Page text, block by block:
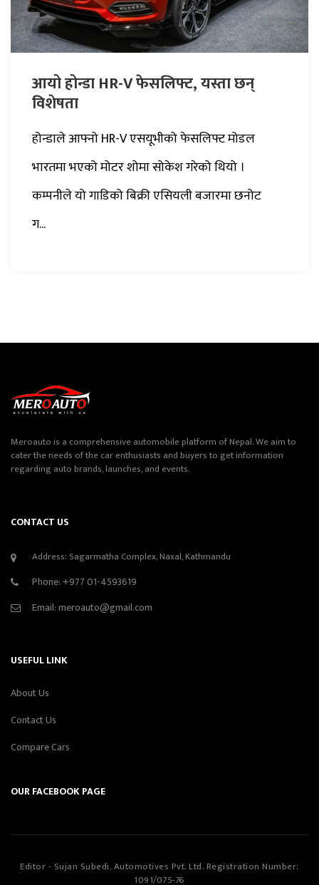
आयो होन्डा HR-V फेसलिफ्ट, यस्ता छन्
विशेषता
होन्डाले आफ्नो HR-V एसयूभीको फेसलिफ्ट मोडल
भारतमा भएको मोटर शोमा सोकेश गरेको थियो ।
कम्पनीले यो गाडिको बिक्री एसियली बजारमा छनोट
ग...
Meroauto is a comprehensive automobile platform of Nepal. We aim to
cater the needs of the car enthusiasts and buyers to get information
regarding auto brands, launches, and events.
CONTACT US
Address: Sagarmatha Complex, Naxal, Kathmandu
Phone: +977 01-4593619
Email:meroauto@gmail.com
USEFUL LINK
About Us
Contact Us
Compare Cars
OUR FACEBOOK PAGE
Editor - Sujan Subedi, Automotives Pvt. Ltd. Registration Number:
1091/075-76